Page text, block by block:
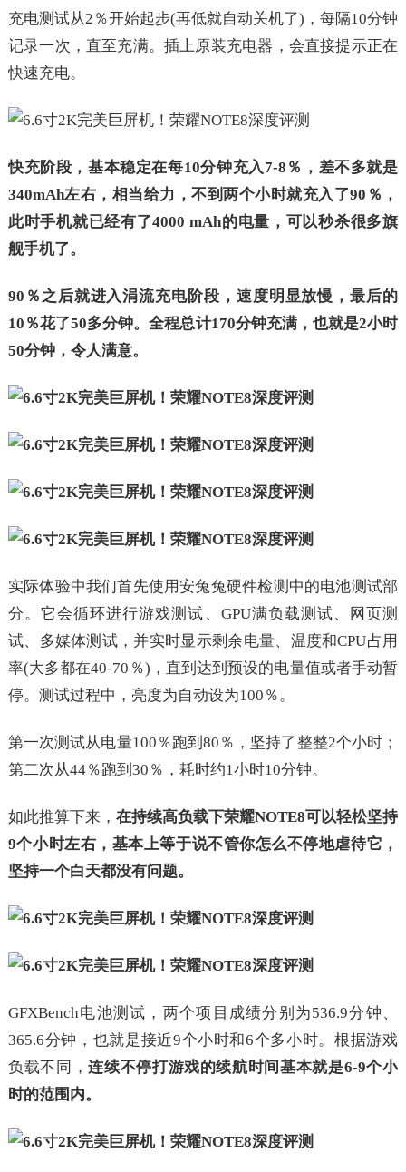
充电测试从2％开始起步(再低就自动关机了)，每隔10分钟
记录一次，直至充满。插上原装充电器，会直接提示正在
快速充电。
快充阶段，基本稳定在每10分钟充入7-8％，差不多就是
340mAh左右，相当给力，不到两个小时就充入了90％，
此时手机就已经有了4000 mAh的电量，可以秒杀很多旗
舰手机了。
90％之后就进入涓流充电阶段，速度明显放慢，最后的
10％花了50多分钟。全程总计170分钟充满，也就是2小时
50分钟，令人满意。
实际体验中我们首先使用安兔兔硬件检测中的电池测试部
分。它会循环进行游戏测试、GPU满负载测试、网页测
试、多媒体测试，并实时显示剩余电量、温度和CPU占用
率(大多都在40-70％)，直到达到预设的电量值或者手动暂
停。测试过程中，亮度为自动设为100％。
第一次测试从电量100％跑到80％，坚持了整整2个小时；
第二次从44％跑到30％，耗时约1小时10分钟。
如此推算下来， 在持续高负载下荣耀NOTE8可以轻松坚持
9个小时左右，基本上等于说不管你怎么不停地虐待它，
坚持一个白天都没有问题。
GFXBench电池测试，两个项目成绩分别为536.9分钟、
365.6分钟，也就是接近9个小时和6个多小时。根据游戏
负载不同，连续不停打游戏的续航时间基本就是6-9个小
时的范围内。